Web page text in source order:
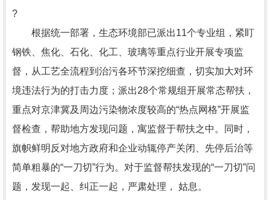
?
根据统一部署，生态环境部已派出11个专业组，紧盯
钢铁、焦化、石化、化工、玻璃等重点行业开展专项监
督，从工艺全流程到治污各环节深挖细查，切实加大对环
境违法行为的打击力度；派出28个常规组开展常态帮扶，
重点对京津冀及周边污染物浓度较高的“热点网格”开展监
督检查，帮助地方发现问题，寓监督于帮扶之中。同时，
旗帜鲜明反对地方政府和企业动辄停产关闭、先停后治等
简单粗暴的“一刀切”行为。对于监督帮扶发现的“一刀切”问
题，发现一起、纠正一起，严肃处理， 姑息。